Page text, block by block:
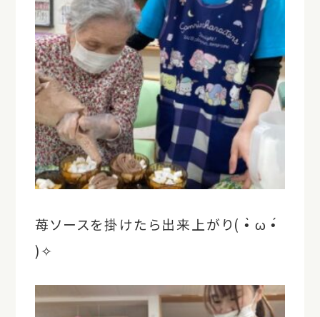
苺ソースを掛けたら出来上がり( •̀ ω •́
)✧